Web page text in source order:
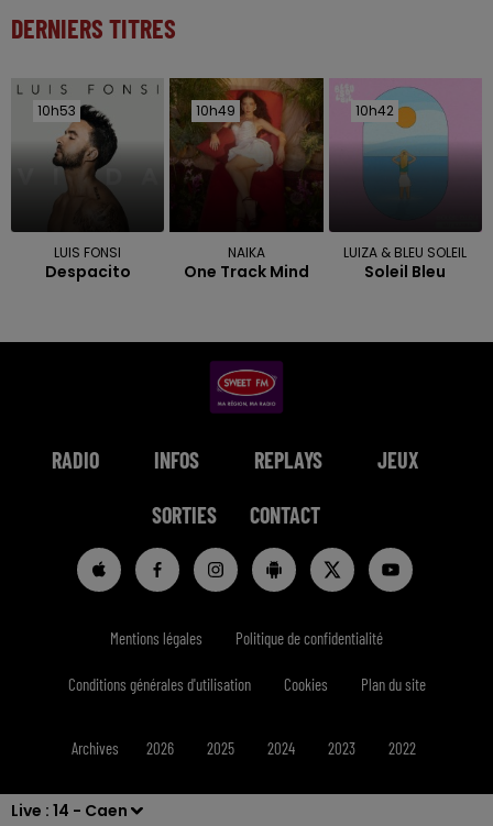
Live : 14 - Caen
DERNIERS TITRES
10h53
10h53
LUIS FONSI
Despacito
10h49
10h49
NAIKA
One Track Mind
10h42
10h42
LUIZA & BLEU SOLEIL
Soleil Bleu
RADIO INFOS REPLAYS JEUX
SORTIES CONTACT
Mentions légales Politique de confidentialité
Conditions générales d'utilisation Cookies Plan du site
Archives 2026 2025 2024 2023 2022